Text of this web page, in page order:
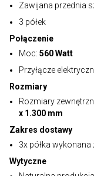
Zawijana przednia
3 półek
Połączenie
Moc: 560 Watt
Przyłącze
Rozmiary
Rozmiary
x 1.300 mm
Zakres dostawy
3x półka wykonana
Wytyczne